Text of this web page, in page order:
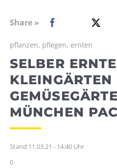
Share »
pflanzen, pflegen, ernten
SELBER
KLEINGÄRTEN
MÜNCHEN
Stand 11.03.21 - 14:40 Uhr
0